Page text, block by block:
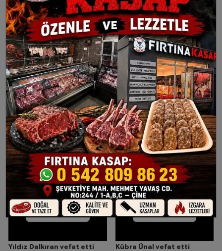
Çine'de Yaralar Sarılıyor:
Başkan Kıvrak'tan
Üreticilere Saman Desteği
Kavram Eğitim'den Büyük
Başarı, Çine'de Lgs Gururu
Neşet Önoğlu vefat etti Abdullah Köse vefat etti
Yıldız Dalkıran vefat etti Kübra Ünal vefat etti